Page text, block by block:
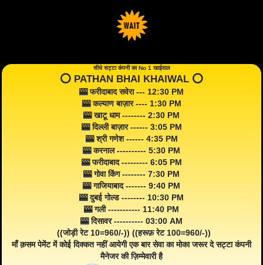
सीधे सट्टा कंपनी का No 1 खाईवाल
⭕️ PATHAN BHAI KHAIWAL ⭕️
🎰 फरीदाबाद सवेरा --- 12:30 PM
🎰 कल्याण बाज़ार ---- 1:30 PM
🎰 खाटू धाम -------- 2:30 PM
🎰 दिल्ली बाज़ार ------ 3:05 PM
🎰 श्री गणेश ------ 4:35 PM
🎰 करनाल ---------- 5:30 PM
🎰 फरीदाबाद --------- 6:05 PM
🎰 गोवा किंग -------- 7:30 PM
🎰 गाजियाबाद ------- 9:40 PM
🎰 दुबई गोल्ड -------- 10:30 PM
🎰 गली ----------- 11:40 PM
🎰 दिसावर ---------- 03:00 AM
((जोड़ी रेट 10=960/-)) ((हरूफ़ रेट 100=960/-))
माँ क़सम पेमेंट में कोई दिक्कत नहीं आयेगी एक बार सेवा का मोका जरूर दे सट्टा कंपनी
मैनेजर की ज़िम्मेवारी है